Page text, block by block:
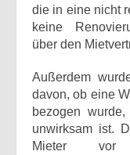
die in eine nicht
keine
über den
Außerdem
davon, ob eine
bezogen
unwirksam ist.
Mieter vor